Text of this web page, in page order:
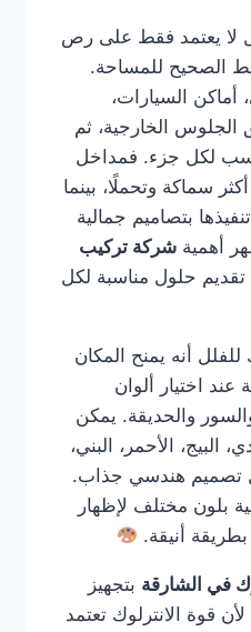
لا يعتمد فقط على رص
الصحيح للمساحة.
السيارات،
الجلوس الخارجية، ثم
لكل جزء. فمداخل
سماكة وتحملًا، بينما
بتصاميم جمالية
أهمية شركة تركيب
حلول مناسبة لكل
أنه يمنح المكان
اختيار ألوان
والحديقة. يمكن
البيج، الأحمر، البني،
تصميم هندسي جذاب.
بلون مختلف لإظهار
أنيقة.
في الشارقة بتجهيز
قوة الانترلوك تعتمد